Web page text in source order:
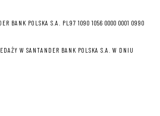
BANK POLSKA S.A. PL97 1090 1056 0000 0001 0990
W SANTANDER BANK POLSKA S.A. W DNIU